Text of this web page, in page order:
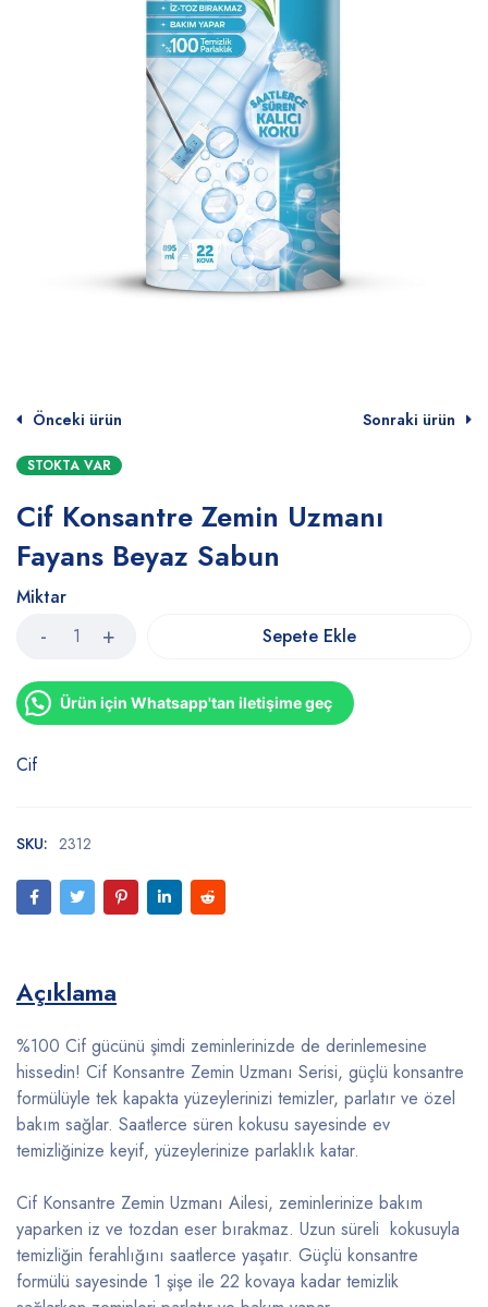
Önceki ürün Sonraki ürün
STOKTA VAR
Cif Konsantre Zemin Uzmanı
Fayans Beyaz Sabun
Miktar
Sepete Ekle
Ürün için Whatsapp'tan iletişime geç
Cif
SKU: 2312
Açıklama
%100 Cif gücünü şimdi zeminlerinizde de derinlemesine
hissedin! Cif Konsantre Zemin Uzmanı Serisi, güçlü konsantre
formülüyle tek kapakta yüzeylerinizi temizler, parlatır ve özel
bakım sağlar. Saatlerce süren kokusu sayesinde ev
temizliğinize keyif, yüzeylerinize parlaklık katar.
Cif Konsantre Zemin Uzmanı Ailesi, zeminlerinize bakım
yaparken iz ve tozdan eser bırakmaz. Uzun süreli kokusuyla
temizliğin ferahlığını saatlerce yaşatır. Güçlü konsantre
formülü sayesinde 1 şişe ile 22 kovaya kadar temizlik